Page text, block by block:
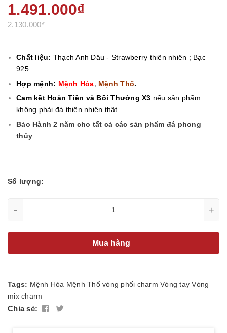
1.491.000₫
2.130.000₫
Chất liệu: Thạch Anh Dâu - Strawberry thiên nhiên ; Bạc
925.
Hợp mệnh: Mệnh Hỏa, Mệnh Thổ.
Cam kết Hoàn Tiền và Bồi Thường X3 nếu sản phẩm
không phải đá thiên nhiên thật.
Bảo Hành 2 năm cho tất cả các sản phẩm đá phong
thủy
Số lượng:
- +
Mua hàng
Tags: Mệnh Hỏa Mệnh Thổ vòng phối charm Vòng tay Vòng
mix charm
Chia sẻ: